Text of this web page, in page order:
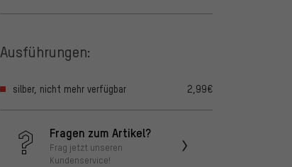
Ausführungen:
silber, nicht mehr verfügbar 2,99€
Fragen zum Artikel?
Frag jetzt unseren
Kundenservice!